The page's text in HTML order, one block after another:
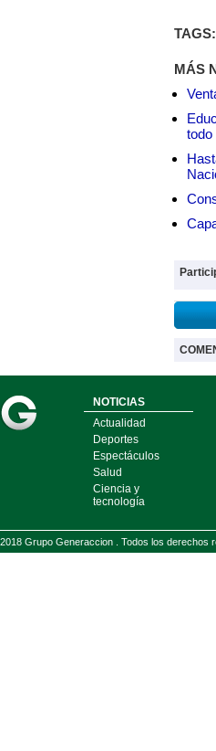
TAGS:
MÁS
todo
NOTICIAS
Actualidad
Deportes
Espectáculos
Salud
Ciencia y
tecnología
2018 Grupo Generaccion . Todos los